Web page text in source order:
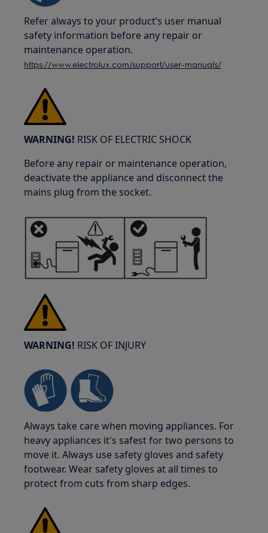
Refer always to your product’s user manual
safety information before any repair or
maintenance operation.
https://www.electrolux.com/support/user-manuals/
WARNING! RISK OF ELECTRIC SHOCK
Before any repair or maintenance operation,
deactivate the appliance and disconnect the
mains plug from the socket.
WARNING! RISK OF INJURY
Always take care when moving appliances. For
heavy appliances it's safest for two persons to
move it. Always use safety gloves and safety
footwear. Wear safety gloves at all times to
protect from cuts from sharp edges.